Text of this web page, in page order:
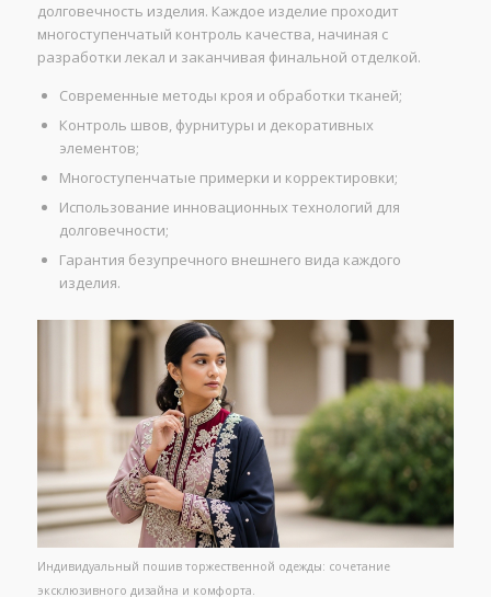
долговечность изделия. Каждое изделие проходит
многоступенчатый контроль качества, начиная с
разработки лекал и заканчивая финальной отделкой.
Современные методы кроя и обработки тканей;
Контроль швов, фурнитуры и декоративных
элементов;
Многоступенчатые примерки и корректировки;
Использование инновационных технологий для
долговечности;
Гарантия безупречного внешнего вида каждого
изделия.
Индивидуальный пошив торжественной одежды: сочетание
эксклюзивного дизайна и комфорта.